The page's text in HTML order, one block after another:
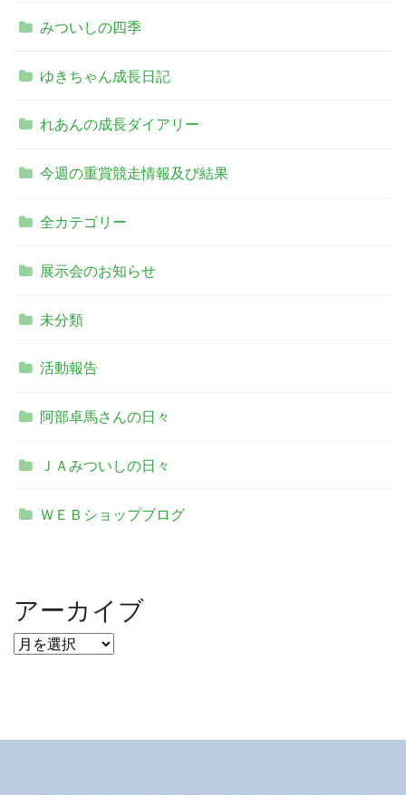
みついしの四季
ゆきちゃん成長日記
れあんの成長ダイアリー
今週の重賞競走情報及び結果
全カテゴリー
展示会のお知らせ
未分類
活動報告
阿部卓馬さんの日々
ＪＡみついしの日々
ＷＥＢショップブログ
アーカイブ
ア